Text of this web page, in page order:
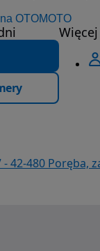
OTOMOTO
42-480 Poręba,